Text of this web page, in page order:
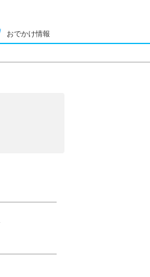
おでかけ情報